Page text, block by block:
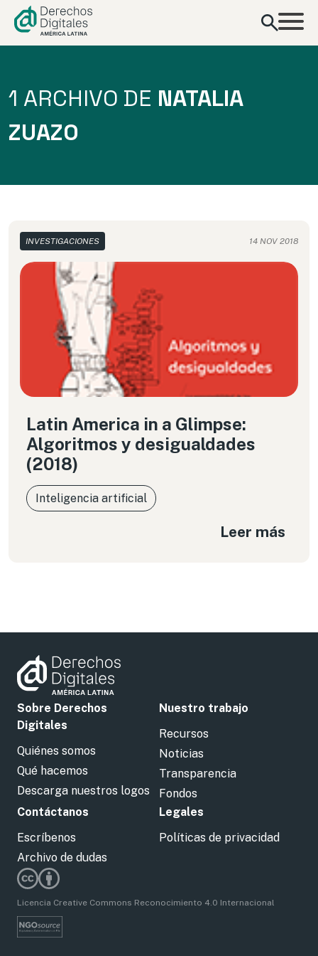
contenido
1 ARCHIVO DE NATALIA
ZUAZO
INVESTIGACIONES 14 NOV 2018
Latin America in a Glimpse:
Algoritmos y desigualdades
(2018)
Inteligencia artificial
Leer más
Sobre Derechos
Digitales
Quiénes somos
Qué hacemos
Descarga nuestros logos
Nuestro trabajo
Recursos
Noticias
Transparencia
Fondos
Contáctanos
Escríbenos
Archivo de dudas
Legales
Políticas de privacidad
Licencia Creative Commons Reconocimiento 4.0 Internacional